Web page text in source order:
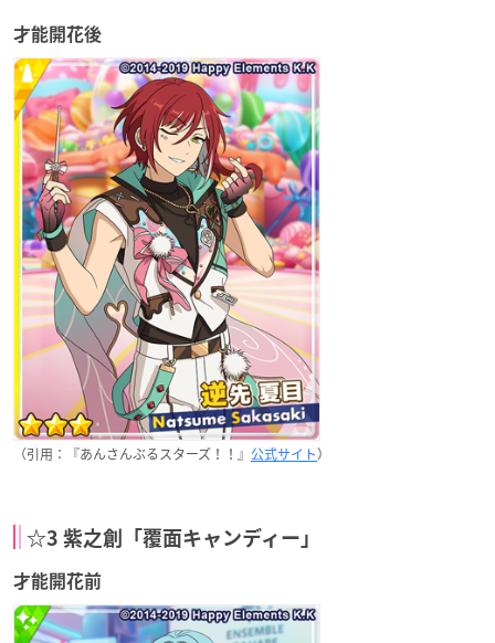
才能開花後
（引用：『あんさんぶるスターズ！！』 公式サイト）
☆3 紫之創「覆面キャンディー」
才能開花前